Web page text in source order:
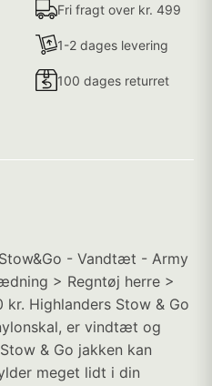
Fri fragt over kr. 499
1-2 dages levering
100 dages returret
- Vandtæt - Army
> Regntøj herre >
Highlanders Stow & Go
er vindtæt og
& Go jakken kan
meget lidt i din